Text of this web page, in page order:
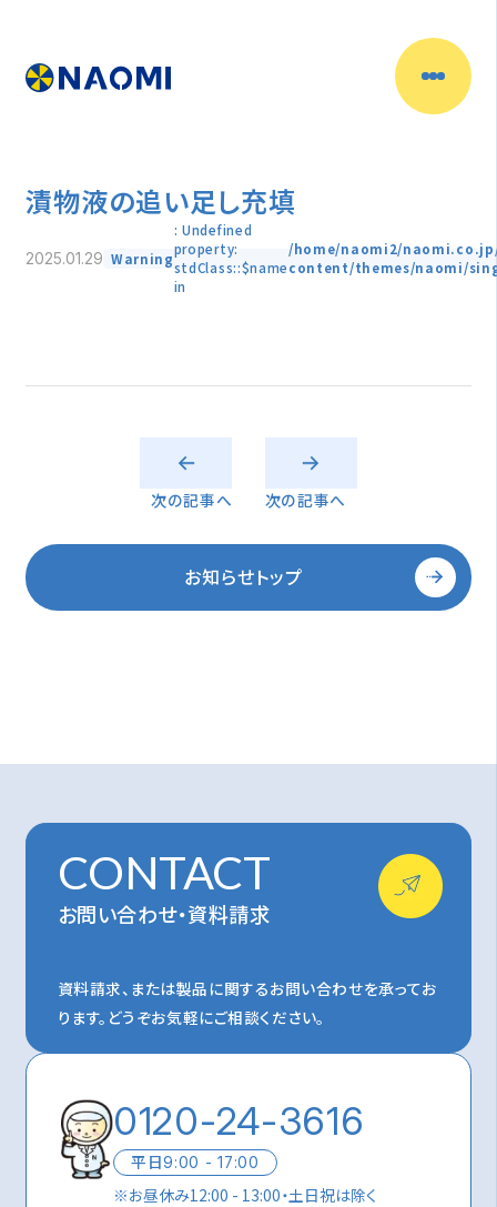
漬物液の追い足し充填
2025.01.29 Warning
: Undefined
property:
stdClass::$name
in
/home/naomi2/
content/themes/naomi/
次の記事へ 次の記事へ
お知らせトップ
CONTACT
お問い合わせ・資料請求
資料請求、または製品に関するお問い合わせを承ってお
ります。 どうぞお気軽にご相談ください。
0120-24-3616
平日9:00 - 17:00
※お昼休み12:00 - 13:00・土日祝は除く